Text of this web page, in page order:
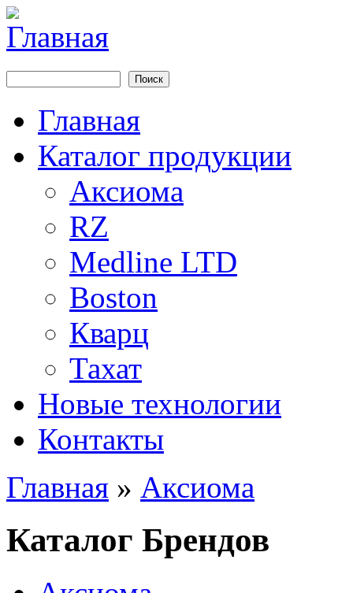
Перейти к основному содержанию
Форма поиска
Main menu
Главная
Каталог продукции
Аксиома
RZ
Medline LTD
Boston
Кварц
Тахат
Новые технологии
Контакты
Вы здесь
Главная » Аксиома
Каталог Брендов